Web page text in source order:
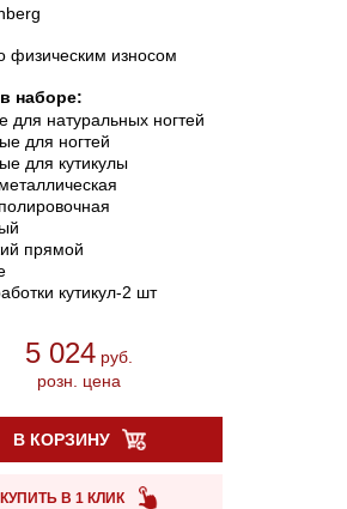
физическим износом
наборе:
для натуральных ногтей
для ногтей
для кутикулы
прямой
кутикул-2 шт
5 024 руб.
розн. цена
В КОРЗИНУ
КУПИТЬ В 1 КЛИК